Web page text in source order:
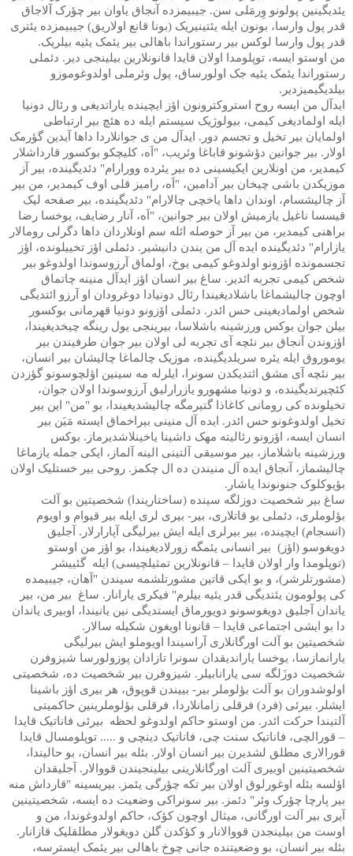
یئدیگینین پولونو وِرمَلی سن. جیبیمزده آنجاق یاوان بیر چؤرک آلاجاق
قدر پول وارسا، بونون ایله یئتینیریک (بونا قانع اولاریق) جیبیمزده یئتری
قدر پول وارسا لوکس بیر رستوراندا باهالی بیر یئمک یئیه بیلریک.
من اوستو ایسه، توپلومدا اولان قایدا قانونلارین بیلینجی دیر. دئملی
رستوراندا یئمک یئیه جک اولورساق، پول وئرملی اولدوغوموزو
بیلدیگیمیزدیر.
ایدآل من ایسه روح استروکترونون اؤز ایچینده یاراتدیغی و رئال دونیا
ایله اولمادیغی کیمی، بیولوژیک سیستم ایله ده هئچ بیر ارتباطی
اولمایان بیر تخیل و تجسم دور. ایدآل من ی جوانلاردا داها آیدین گؤرمک
اولار. بیر جوانین دؤشونو قاباغا وئریب، "اَه، کلیچکو بوکسور قارداشلار
کیمدیر، من اونلارین ایکیسینی ده بیر یئرده وورارام" دئدیگینده، بیر آز
موزیکدن باشی چیخان بیر آدامین، "اَه، رامیز قلی اوف کیمدیر، من بیر
آز چالیشسام، اوندان داها یاخچی چالارام" دئدیگینده، بیر صفحه لیک
قیسسا ناغیل یازمیش اولان بیر جوانین، "اَه، آنار رضایف، یوخسا رضا
براهنی کیمدیر، من بیر آز حوصله ائله سم اونلاردان داها دگرلی رومالار
یازارام" دئدیگینده ایده آل من یندن دانیشیر. دئملی اؤز تخییلونده، اؤز
تجسمونده اؤزونو اولدوغو کیمی یوخ، اولماق آرزوسوندا اولدوغو بیر
شخص کیمی تجربه ائدیر. ساغ بیر انسان اؤز ایدآل منینه چاتماق
اوچون چالیشماغا باشلادیغیندا رئال دونیادا دوغرودان او آرزو ائتدیگی
شخص اولمادیغینی حس ائدر. دئملی اؤزونو دونیا قهرمانی بوکسور
بیلن جوان بوکس ورزشینه باشلاسا، بیرینجی یول رینگه چیخدیغیندا،
اؤزوندن آنجاق بیر نئچه آی تجربه لی اولان بیر جوان طرفیندن بیر
یوموروق ایله یئره سریلدیگینده، موزیک چالماغا چالیشان بیر انسان،
بیر نئچه آی مشق ائتدیکدن سونرا، ایلرله مه سینین اؤلچوسونو گؤزدن
کئچیرتدیگینده، و دونیا مشهورو یازرارلیق آرزوسوندا اولان جوان،
تخیلونده کی رومانی کاغاذا گتیرمگه چالیشدیغیندا، بو "من" این بیر
تخیل اولدوغونو حس ائدر. ایده آل منینی بیراخماق ایسته مَیَن بیر
انسان ایسه، اؤزونو رئالیته مهک داشینا یاخینلاشدیرماز. بوکس
ورزشینه باشلاماز، بیر موسیقی آلتینی الینه آلماز، ایکی جمله یازماغا
چالیشماز، آنجاق ایده آل منیندن ده ال چکمز. روحی بیر خستلیک اولان
بؤیوکلوک جنونوندا یاشار.
ساغ بیر شخصیت دوزلگه سینده (ساختاریندا) شخصیتین بو آلت
بؤلوملری، دئملی بو قاتلاری، بیر- بیری لری ایله بیر قیوام و اویوم
(انسجام) ایچینده، بیر بیرلری ایله ایش بیرلیگی آپارارلار. آجلیق
دویغوسو (اؤز) بیر انسانی یئمگه زورلادیغیندا، بو اؤز من اوستو
(توپلومدا وار اولان قایدا – قانونلارین تمثیلچیسی) ایله گئییشر
(مشورتلرشر)، و بو ایکی قاتین مشورتلشمه سیندن "آهان، جیبیمده
کی پولومون یئتدیگی قدر یئیه بیلرم" فیکری یارانار. ساغ بیر من، بیر
یاندان آجلیق دویغوسونو دویورماق ایستدیگی نین یانیندا، اوبیری یاندان
دا بو ایشی اجتماعی قایدا – قانونا اویغون شکیله سالار.
شخصیتین بو آلت اورگانلاری آراسیندا اویوملو ایش بیرلیگی
یارانمازسا، یوخسا یاراندیقدان سونرا تازادان پوزولورسا شیزوفرن
شخصیت دوزَلگه سی یارانابیلر. شیزوفرن بیر شخصیت ده، شخصیتی
اولوشدوران بو آلت بؤلوملر بیر- بییندن قوپوق، هر بیری اؤز باشینا
ایشلر. بیرئی (فرد) فرقلی زامانلاردا، فرقلی بؤلوملرینین حاکمیتی
آلتیندا حرکت ائدر. من اوستو حاکم اولدوغو لحظه بیرئی فاناتیک قایدا
– قورالچی، فاناتیک سنت چی، فاناتیک دینچی و ..... توپلومسال قایدا
قورالاری مطلق لشدیرن بیر انسان اولار. بئله بیر انسان، بو حالیندا،
شخصیتینین اوبیری آلت اورگانلارینی بیلینجیندن قووالار. آجلیقدان
اؤلسه بئله اوغورلوق اولان بیر تکه چؤرگی یئمز. بیریسینه "قارداش منه
بیر پارچا چؤرک وئر" دئمز. بیر سونراکی وضعیت ده ایسه، شخصیتینین
آیری بیر آلت اورگانی، میثال اوچون کؤک، حاکم اولدوغوندا، من و
اوست من بیلینجدن قووالانار و کؤکدن گلن دویغولار مطلقلیک قازانار.
بئله بیر انسان، بو وضعیتنده جانی چوخ باهالی بیر یئمک ایسترسه،